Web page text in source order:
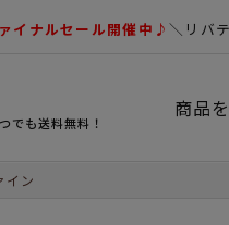
イナルセール開催中♪＼リバ
でも送料無料！
商品
イン